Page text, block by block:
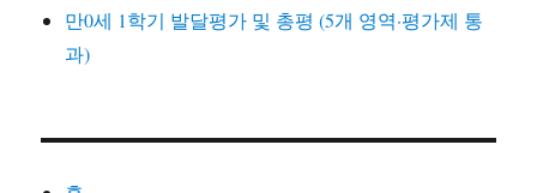
습
습
만0세 1학기 발달평가 및 총평 (5개 영역·평가제 통
과)